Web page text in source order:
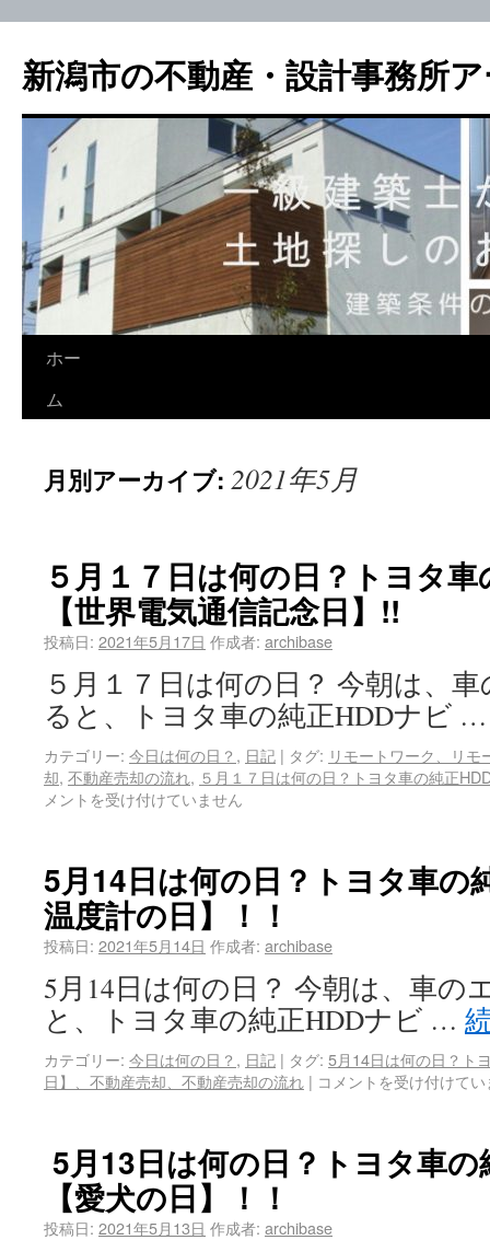
新潟市の不動産・設計事務所
ホー
ム
月別アーカイブ: 2021年5月
５月１７日は何の日？トヨタ
【世界電気通信記念日】!!
投稿日: 2021年5月17日 作成者: archibase
５月１７日は何の日？ 今朝は、
ると、トヨタ車の純正HDDナビ
カテゴリー: 今日は何の日？ , 日記 | タグ: リモートワーク、リ
却, 不動産売却の流れ, ５月１７日は何の日？トヨタ車の純正
メントを受け付けていません
5月14日は何の日？トヨタ車の
温度計の日】！！
投稿日: 2021年5月14日 作成者: archibase
5月14日は何の日？ 今朝は、車の
と、トヨタ車の純正HDDナビ …
カテゴリー: 今日は何の日？ , 日記 | タグ: 5月14日は何の日？ト
日】、不動産売却、不動産売却の流れ | コメントを受け付けて
5月13日は何の日？トヨタ車
【愛犬の日】！！
投稿日: 2021年5月13日 作成者: archibase